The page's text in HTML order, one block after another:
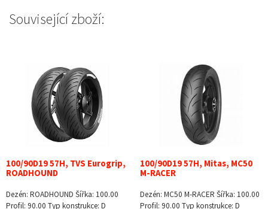
Související zboží:
100/90D19 57H, TVS Eurogrip,
ROADHOUND
Dezén: ROADHOUND Šířka: 100.00
Profil: 90.00 Typ konstrukce: D
100/90D19 57H, Mitas, MC50
M-RACER
Dezén: MC50 M-RACER Šířka: 100.00
Profil: 90.00 Typ konstrukce: D